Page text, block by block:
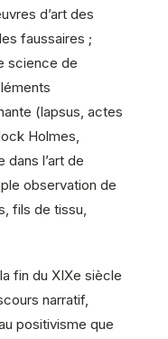
d’art des
faussaires ;
science de
(lapsus, actes
Holmes,
l’art de
observation de
fils de tissu,
fin du XIXe siècle
narratif,
positivisme que